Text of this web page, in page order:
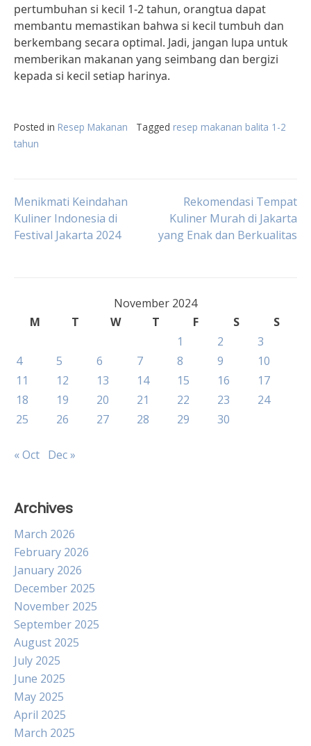
pertumbuhan si kecil 1-2 tahun, orangtua dapat
membantu memastikan bahwa si kecil tumbuh dan
berkembang secara optimal. Jadi, jangan lupa untuk
memberikan makanan yang seimbang dan bergizi
kepada si kecil setiap harinya.
Posted in Resep Makanan Tagged resep makanan balita 1-2
tahun
Post
navigation
Menikmati Keindahan
Kuliner Indonesia di
Festival Jakarta 2024
Rekomendasi Tempat
Kuliner Murah di Jakarta
yang Enak dan Berkualitas
November 2024
M
T W T F S
S
1
2
3
4
5 6 7 8 9
10
11
12 13 14 15 16
17
18
19 20 21 22 23
24
25
26 27 28 29 30
« Oct Dec »
Archives
March 2026
February 2026
January 2026
December 2025
November 2025
September 2025
August 2025
July 2025
June 2025
May 2025
April 2025
March 2025